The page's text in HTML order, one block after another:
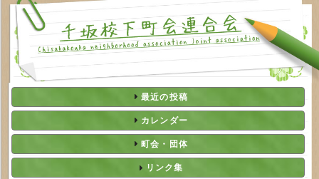
最近の投稿
カレンダー
町会・団体
リンク集